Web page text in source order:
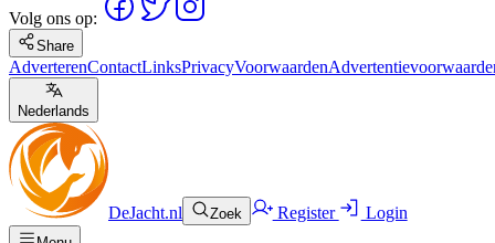
Volg ons op:
Share
AdverterenContactLinksPrivacyVoorwaarden
Nederlands
DeJacht.nl Zoek Register Login